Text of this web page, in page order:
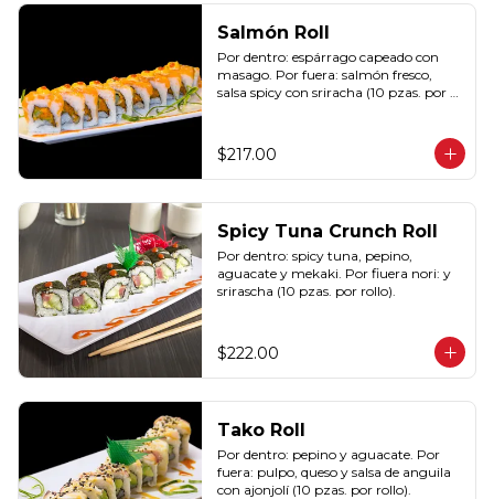
Salmón Roll
Por dentro: espárrago capeado con
masago. Por fuera: salmón fresco,
salsa spicy con sriracha (10 pzas. por
$217.00
Spicy Tuna Crunch Roll
Por dentro: spicy tuna, pepino,
aguacate y mekaki. Por fiuera nori: y
srirascha (10 pzas. por rollo).
$222.00
Tako Roll
Por dentro: pepino y aguacate. Por
fuera: pulpo, queso y salsa de anguila
con ajonjolí (10 pzas. por rollo).